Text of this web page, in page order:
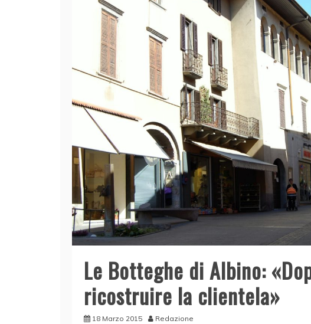
Le Botteghe di Albino:
ricostruire la clientela»
18 Marzo 2015 Redazione